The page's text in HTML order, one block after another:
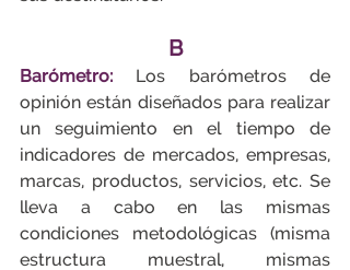
B
Barómetro:
Los barómetros de
opinión están diseñados para realizar
un seguimiento en el tiempo de
indicadores de mercados, empresas,
marcas, productos, servicios, etc. Se
lleva a cabo en las mismas
condiciones metodológicas (misma
estructura muestral, mismas